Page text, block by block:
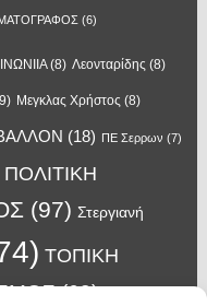
(6)
(8) Λεονταρίδης (8)
Μεγκλας Χρήστος (8)
(18) ΠΕ Σερρων (7)
ΠΟΛΙΤΙΚΗ
(97) Στεργιανή
ΤΟΠΙΚΗ
(63)